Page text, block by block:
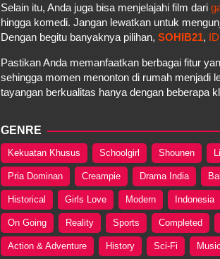
Selain itu, Anda juga bisa menjelajahi film dari
hingga komedi. Jangan lewatkan untuk
Dengan begitu banyaknya pilihan, SOHIB21,
Pastikan Anda memanfaatkan berbagai fitur
sehingga momen menonton di rumah menjadi
tayangan berkualitas hanya dengan beberapa
GENRE
Kekuatan Khusus Schoolgirl Shounen
Pria Dominan Creampie Drama India
Historical Girls Love Modern Indonesia
On Going Reality Sports Completed
Action & Adventure History Sci-Fi Music